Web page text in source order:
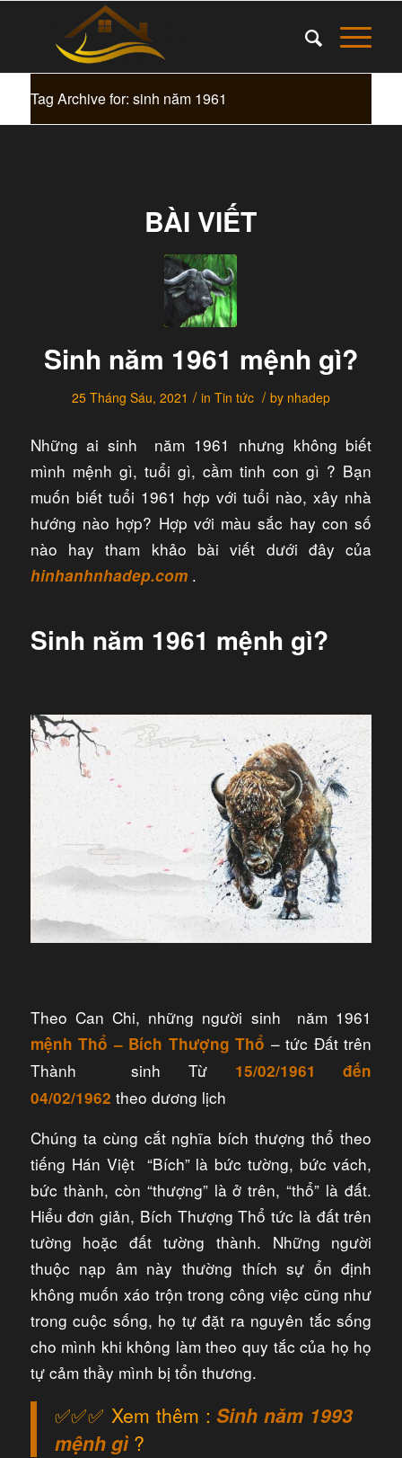
Tag Archive for: sinh năm 1961
BÀI VIẾT
Sinh năm 1961 mệnh gì?
25 Tháng Sáu, 2021 / in Tin tức / by nhadep
Những ai sinh năm 1961 nhưng không biết
mình mệnh gì, tuổi gì, cầm tinh con gì ? Bạn
muốn biết tuổi 1961 hợp với tuổi nào, xây nhà
hướng nào hợp? Hợp với màu sắc hay con số
nào hay tham khảo bài viết dưới đây của
hinhanhnhadep.com.​
Sinh năm 1961 mệnh gì?
Theo Can Chi, những người sinh năm 1961
mệnh Thổ – Bích Thượng Thổ – tức Đất trên
Thành sinh Từ 15/02/1961 đến
04/02/1962 theo dương lịch
Chúng ta cùng cắt nghĩa bích thượng thổ theo
tiếng Hán Việt “Bích” là bức tường, bức vách,
bức thành, còn “thượng” là ở trên, “thổ” là đất.
Hiểu đơn giản, Bích Thượng Thổ tức là đất trên
tường hoặc đất tường thành. Những người
thuộc nạp âm này thường thích sự ổn định
không muốn xáo trộn trong công việc cũng như
trong cuộc sống, họ tự đặt ra nguyên tắc sống
cho mình khi không làm theo quy tắc của họ họ
tự cảm thầy mình bị tổn thương.
✅✅✅ Xem thêm : Sinh năm 1993
mệnh gì ?